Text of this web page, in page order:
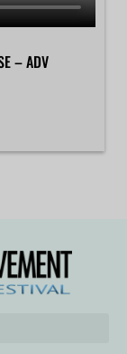
– ADV